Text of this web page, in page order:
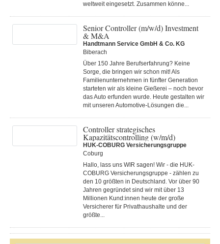
weltweit eingesetzt. Zusammen könne...
Senior Controller (m/w/d) Investment
& M&A
Handtmann Service GmbH & Co. KG
Biberach
Über 150 Jahre Berufserfahrung? Keine
Sorge, die bringen wir schon mit! Als
Familienunternehmen in fünfter Generation
starteten wir als kleine Gießerei – noch bevor
das Auto erfunden wurde. Heute gestalten wir
mit unseren Automotive-Lösungen die...
Controller strategisches
Kapazitätscontrolling (w/m/d)
HUK-COBURG Versicherungsgruppe
Coburg
Hallo, lass uns WIR sagen! Wir - die HUK-
COBURG Versicherungsgruppe - zählen zu
den 10 größten in Deutschland. Vor über 90
Jahren gegründet sind wir mit über 13
Millionen Kund:innen heute der große
Versicherer für Privathaushalte und der
größte...